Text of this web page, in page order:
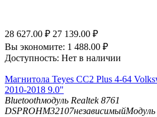
28 627.00 ₽ 27 139.00 ₽
Вы экономите: 1 488.00 ₽
Доступность: Нет в наличии
Магнитола Teyes CC2 Plus 4-64
2010-2018 9.0"
Bluetoothмодуль Realtek 8761
DSPROHM32107независимыйМодуль